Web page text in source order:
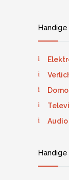
Handige
Audio
Handige